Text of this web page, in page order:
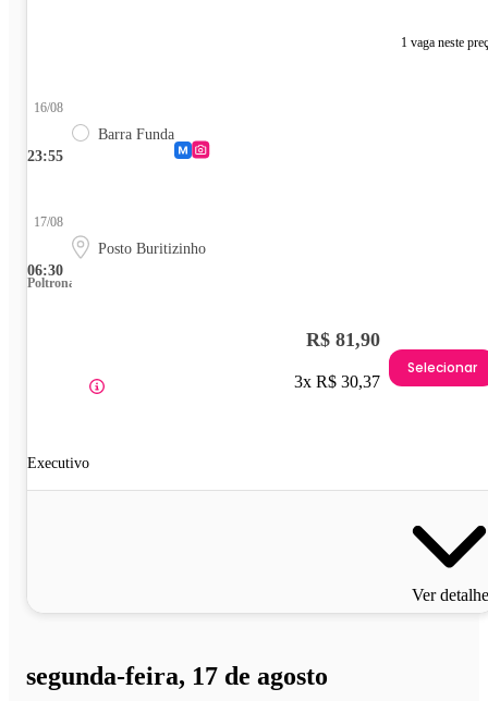
1 vaga neste
23:55
16/08
Barra Funda
06:30
17/08
Posto Buritizinho
Poltrona
Executivo
R$ 81,90
3x R$ 30,37
Selecionar
Ver
segunda-feira, 17 de agosto